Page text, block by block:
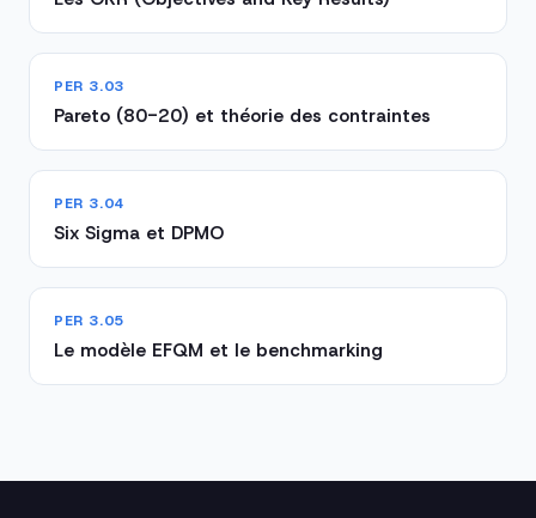
PER 3.03
Pareto (80-20) et théorie des contraintes
PER 3.04
Six Sigma et DPMO
PER 3.05
Le modèle EFQM et le benchmarking